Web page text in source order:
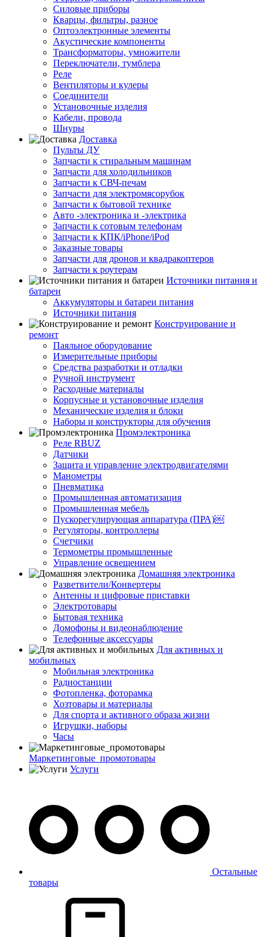
Силовые приборы
Кварцы, фильтры, разное
Оптоэлектронные элементы
Акустические компоненты
Трансформаторы, умножители
Переключатели, тумблера
Реле
Вентиляторы и кулеры
Соединители
Установочные изделия
Кабели, провода
Шнуры
Доставка
Пульты ДУ
Запчасти к стиральным машинам
Запчасти для холодильников
Запчасти к СВЧ-печам
Запчасти для электромясорубок
Запчасти к бытовой технике
Авто -электроника и -электрика
Запчасти к сотовым телефонам
Запчасти к КПК/iPhone/iPod
Заказные товары
Запчасти для дронов и квадракоптеров
Запчасти к роутерам
Источники питания и
батареи
Аккумуляторы и батареи питания
Источники питания
Конструирование и
ремонт
Паяльное оборудование
Измерительные приборы
Средства разработки и отладки
Ручной инструмент
Расходные материалы
Корпусные и установочные изделия
Механические изделия и блоки
Наборы и конструкторы для обучения
Промэлектроника
Реле RBUZ
Датчики
Защита и управление электродвигателями
Манометры
Пневматика
Промышленная автоматизация
Промышленная мебель
Пускорегулирующая аппаратура (ПРА)￼
Регуляторы, контроллеры
Счетчики
Термометры промышленные
Управление освещением
Домашняя электроника
Разветвители/Конвертеры
Антенны и цифровые приставки
Электротовары
Бытовая техника
Домофоны и видеонаблюдение
Телефонные аксессуары
Для активных и
мобильных
Мобильная электроника
Радиостанции
Фотопленка, фоторамка
Хозтовары и материалы
Для спорта и активного образа жизни
Игрушки, наборы
Часы
Маркетинговые_промотовары
Услуги
Остальные
товары